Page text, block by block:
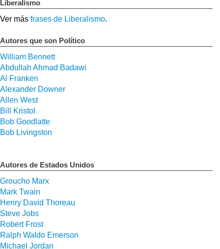
Liberalismo
Ver más frases de Liberalismo.
Autores que son Político
William Bennett
Abdullah Ahmad Badawi
Al Franken
Alexander Downer
Allen West
Bill Kristol
Bob Goodlatte
Bob Livingston
Autores de Estados Unidos
Groucho Marx
Mark Twain
Henry David Thoreau
Steve Jobs
Robert Frost
Ralph Waldo Emerson
Michael Jordan